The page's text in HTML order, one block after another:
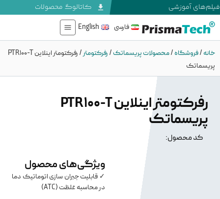
فیلم‌های آموزشی
کاتالوگ محصولات
فارسی
English
خانه/فروشگاه/محصولات پریسماتک/رفرکتومتر/
رفرکتومتر اینلاین PTR100-T
پریسماتک
رفرکتومتر اینلاین PTR100-T
پریسماتک
کد محصول:
ویژگی‌های محصول
✓ قابلیت جبران سازی اتوماتیک دما
در محاسبه غلظت (ATC)